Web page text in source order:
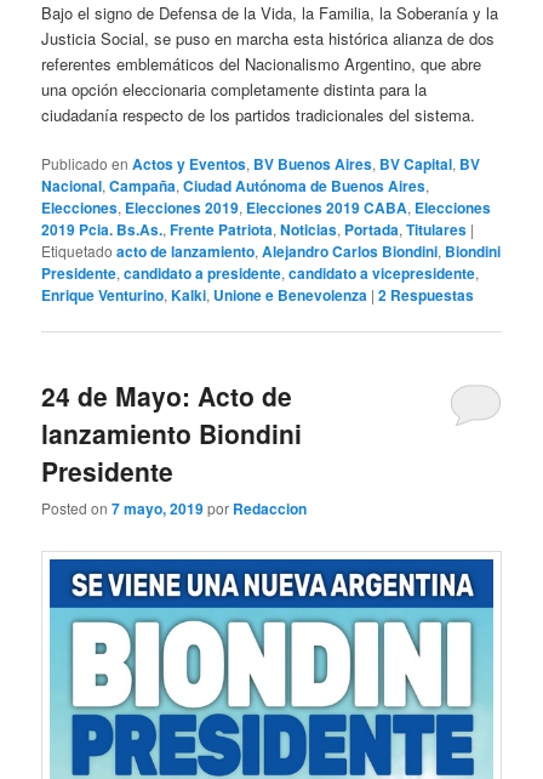
Bajo el signo de Defensa de la Vida, la Familia, la Soberanía y la
Justicia Social, se puso en marcha esta histórica alianza de dos
referentes emblemáticos del Nacionalismo Argentino, que abre
una opción eleccionaria completamente distinta para la
ciudadanía respecto de los partidos tradicionales del sistema.
Publicado en Actos y Eventos, BV Buenos Aires, BV Capital, BV
Nacional,Campaña,Ciudad Autónoma de Buenos Aires,
Elecciones, Elecciones 2019, Elecciones 2019 CABA, Elecciones
2019 Pcia. Bs.As.,Frente Patriota,Noticias, Portada,Titulares |
Etiquetado acto de lanzamiento,Alejandro Carlos Biondini, Biondini
Presidente,candidato a presidente,candidato a vicepresidente,
Enrique Venturino,Kalki, Unione e Benevolenza |2 Respuestas
24 de Mayo: Acto de
lanzamiento Biondini
Presidente
Posted on7 mayo, 2019por Redaccion